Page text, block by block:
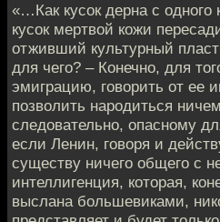
«…Как кусок дерна с одного
кусок мертвой кожи
отживший культурный
для чего? – Конечно, для
эмиграцию, говорить от ее
позволить народиться
следовательно, опасному
если Ленин, говоря и
существу ничего общего с
интеллигенция, которая,
выслана большевиками,